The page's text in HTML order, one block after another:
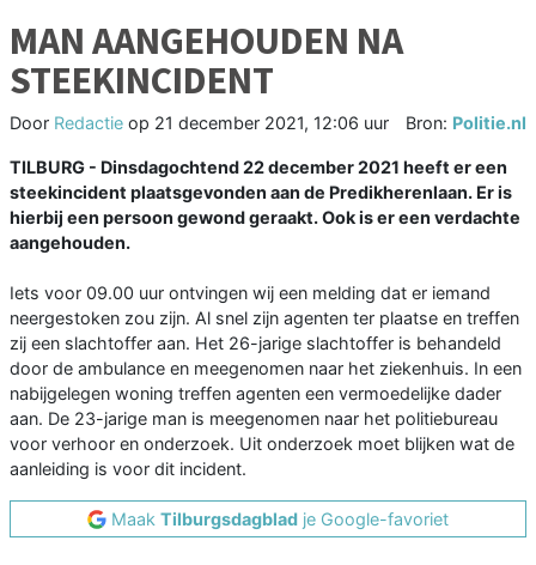
MAN AANGEHOUDEN NA
STEEKINCIDENT
Door Redactie op 21 december 2021, 12:06 uur Bron: Politie.nl
TILBURG - Dinsdagochtend 22 december 2021 heeft er een
steekincident plaatsgevonden aan de Predikherenlaan. Er is
hierbij een persoon gewond geraakt. Ook is er een verdachte
aangehouden.
Iets voor 09.00 uur ontvingen wij een melding dat er iemand
neergestoken zou zijn. Al snel zijn agenten ter plaatse en treffen
zij een slachtoffer aan. Het 26-jarige slachtoffer is behandeld
door de ambulance en meegenomen naar het ziekenhuis. In een
nabijgelegen woning treffen agenten een vermoedelijke dader
aan. De 23-jarige man is meegenomen naar het politiebureau
voor verhoor en onderzoek. Uit onderzoek moet blijken wat de
aanleiding is voor dit incident.
Maak Tilburgsdagblad je Google-favoriet